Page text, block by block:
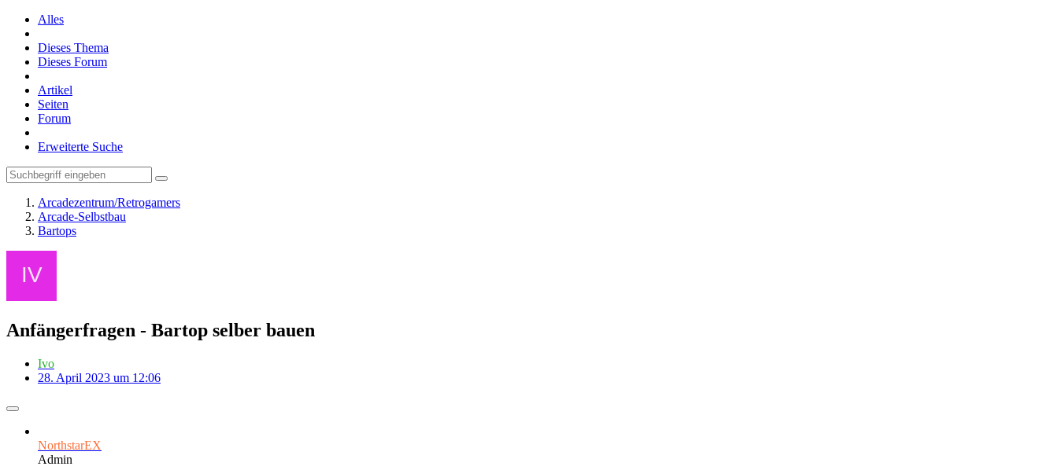
Alles
Dieses Thema
Dieses Forum
Artikel
Seiten
Forum
Erweiterte Suche
Arcadezentrum/Retrogamers
Arcade-Selbstbau
Bartops
Anfängerfragen - Bartop selber bauen
Ivo
28. April 2023 um 12:06
NorthstarEX
Admin